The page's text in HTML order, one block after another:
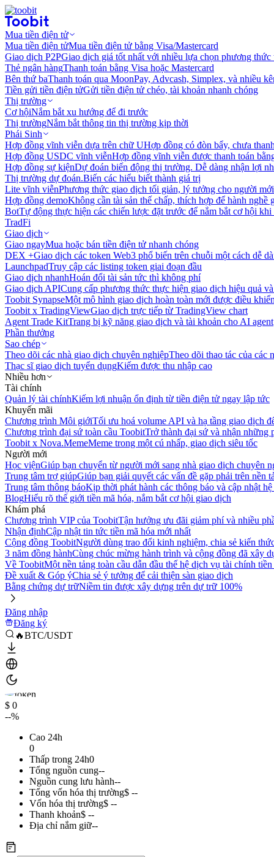
Mua tiền điện tử
Mua tiền điện tửMua tiền điện tử bằng Visa/Mastercard
Giao dịch P2PGiao dịch giá tốt nhất với nhiều lựa chọn phương thức
Thẻ ngân hàngThanh toán bằng Visa hoặc Mastercard
Bên thứ baThanh toán qua MoonPay, Advcash, Simplex, và nhiều
Tiền gửi tiền điện tửGửi tiền điện tử chéo, tài khoản nhanh chóng
Thị trường
Cơ hộiNắm bắt xu hướng để đi trước
Thị trườngNắm bắt thông tin thị trường kịp thời
Phái Sinh
Hợp đồng vĩnh viễn dựa trên chữ UHợp đồng có đòn bẩy, chưa
Hợp đồng USDC vĩnh viễnHợp đồng vĩnh viễn được thanh toán
Hợp đồng sự kiệnDự đoán biến động thị trường. Dễ dàng nhận lợi
Thị trường dự đoán.Biến các hiểu biết thành giá trị
Lite vĩnh viễnPhương thức giao dịch tối giản, lý tưởng cho người
Hợp đồng demoKhông cần tài sản thế chấp, thích hợp để hành nghề
BotTự động thực hiện các chiến lược đặt trước để nắm bắt cơ hội
TradFi
Giao dịch
Giao ngayMua hoặc bán tiền điện tử nhanh chóng
DEX +Giao dịch các token Web3 phổ biến trên chuỗi một cách dễ
LaunchpadTruy cập các listing token giai đoạn đầu
Giao dịch nhanhHoán đổi tài sản tức thì không phí
Giao dịch APICung cấp phương thức thực hiện giao dịch hiệu quả
Toobit SynapseMột mô hình giao dịch hoàn toàn mới được điều
Toobit x TradingViewGiao dịch trực tiếp từ TradingView chart
Agent Trade KitTrang bị kỹ năng giao dịch và tài khoản cho AI agent
Phần thưởng
Sao chép
Theo dõi các nhà giao dịch chuyên nghiệpTheo dõi thao tác của các
Thạc sĩ giao dịch tuyển dụngKiếm được thu nhập cao
Nhiều hơn
Tài chính
Quản lý tài chínhKiếm lợi nhuận ổn định từ tiền điện tử ngay lập tức
Khuyến mãi
Chương trình Môi giớiTối ưu hoá volume API và hạ tầng giao dịch
Chương trình đại sứ toàn cầu ToobitTrở thành đại sứ và nhận những
Toobit x Nova.MemeMeme trong một cú nhấp, giao dịch siêu tốc
Người mới
Học việnGiúp bạn chuyển từ người mới sang nhà giao dịch chuyên
Trung tâm trợ giúpGiúp bạn giải quyết các vấn đề gặp phải trên nền
Trung tâm thông báoKịp thời phát hành các thông báo và cập nhật
BlogHiểu rõ thế giới tiền mã hóa, nắm bắt cơ hội giao dịch
Khám phá
Chương trình VIP của ToobitTận hưởng ưu đãi giảm phí và nhiều
Nhận địnhCập nhật tin tức tiền mã hóa mới nhất
Cộng đồng ToobitNgười dùng trao đổi kinh nghiệm, chia sẻ kiến
3 năm đồng hànhCùng chúc mừng hành trình và cộng đồng đã xây
Về ToobitMột nền tảng toàn cầu dẫn đầu thế hệ dịch vụ tài chính
Đề xuất & Góp ýChia sẻ ý tưởng để cải thiện sàn giao dịch
Bằng chứng dự trữNiềm tin được xây dựng trên dự trữ 100%
Đăng nhập
Đăng ký
🔥BTC/USDT
$ 0
--%
Cao 24h
0
Thấp trong 24h0
Tổng nguồn cung--
Nguồn cung lưu hành--
Tổng vốn hóa thị trường$ --
Vốn hóa thị trường$ --
Thanh khoản$ --
Địa chỉ nắm giữ--